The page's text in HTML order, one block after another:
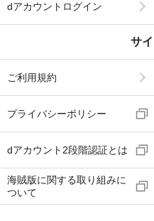
dアカウントログイン
サ
ご利用規約
プライバシーポリシー
dアカウント2段階認証とは
海賊版に関する取り組みに
ついて